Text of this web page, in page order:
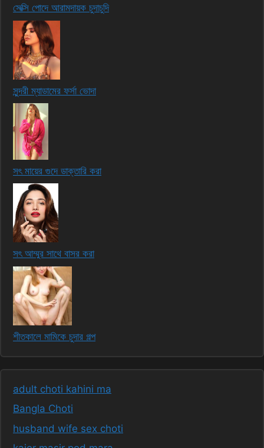
সেক্সি পোদে আরামদায়ক চুদাচুদি
সুন্দরী ম্যাডামের ফর্সা ভোদা
সৎ মায়ের গুদে ডাক্তারি করা
সৎ আম্মুর সাথে বাসর করা
শীতকালে মামিকে চুদার গল্প
adult choti kahini ma
Bangla Choti
husband wife sex choti